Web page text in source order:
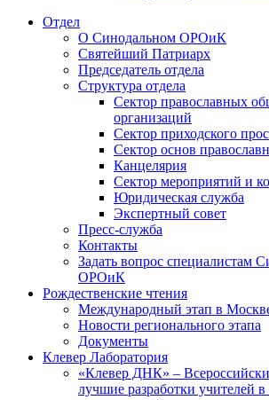
Отдел
О Синодальном ОРОиК
Святейший Патриарх
Председатель отдела
Структура отдела
Сектор православных
организаций
Сектор приходского
Сектор основ
Канцелярия
Сектор мероприятий и
Юридическая служба
Экспертный совет
Пресс-служба
Контакты
Задать вопрос специалистам
ОРОиК
Рождественские чтения
Международный этап в
Новости регионального этапа
Документы
Клевер Лаборатория
«Клевер ДНК» –
лучшие разработки учителей